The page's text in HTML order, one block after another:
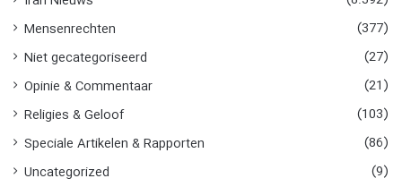
Mensenrechten
(377)
Niet gecategoriseerd
(27)
Opinie & Commentaar
(21)
Religies & Geloof
(103)
Speciale Artikelen & Rapporten
(86)
Uncategorized
(9)